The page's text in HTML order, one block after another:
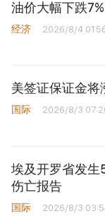
油价大幅下跌
经济 2026/8/4
美签证保证金将
国际 2026/8/3
埃及开罗省发生
伤亡报告
国际 2026/8/3